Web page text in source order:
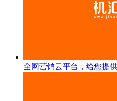
全网营销云平台，给您提